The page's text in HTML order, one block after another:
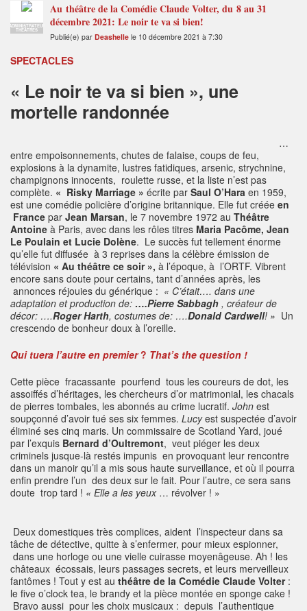
ADMINISTRATEUR
THÉÂTRES
Au théâtre de la Comédie Claude Volter, du 8 au 31
décembre 2021: Le noir te va si bien!
Publié(e) par Deashelle le 10 décembre 2021 à 7:30
SPECTACLES
« Le noir te va si bien », une
mortelle randonnée
…
entre empoisonnements, chutes de falaise, coups de feu,
explosions à la dynamite, lustres fatidiques, arsenic, strychnine,
champignons innocents, roulette russe, et la liste n’est pas
complète. « Risky Marriage » écrite par Saul O’Hara en 1959,
est une comédie policière d’origine britannique. Elle fut créée en
France par Jean Marsan, le 7 novembre 1972 au Théâtre
Antoine à Paris, avec dans les rôles titres Maria Pacôme, Jean
Le Poulain et Lucie Dolène. Le succès fut tellement énorme
qu’elle fut diffusée à 3 reprises dans la célèbre émission de
télévision « Au théâtre ce soir », à l’époque, à l’ORTF. Vibrent
encore sans doute pour certains, tant d’années après, les
annonces réjouies du générique : « C’était…. dans une
adaptation et production de: ….Pierre Sabbagh , créateur de
décor: ….Roger Harth, costumes de: ….Donald Cardwell! » Un
crescendo de bonheur doux à l’oreille.
Qui tuera l’autre en premier ? That’s the question !
Cette pièce fracassante pourfend tous les coureurs de dot, les
assoiffés d’héritages, les chercheurs d’or matrimonial, les chacals
de pierres tombales, les abonnés au crime lucratif. John est
soupçonné d’avoir tué ses six femmes. Lucy est suspectée d’avoir
éliminé ses cinq maris. Un commissaire de Scotland Yard, joué
par l’exquis Bernard d’Oultremont, veut piéger les deux
criminels jusque-là restés impunis en provoquant leur rencontre
dans un manoir qu’il a mis sous haute surveillance, et où il pourra
enfin prendre l’un des deux sur le fait. Pour l’autre, ce sera sans
doute trop tard ! « Elle a les yeux … révolver ! »
Deux domestiques très complices, aident l’inspecteur dans sa
tâche de détective, quitte à s’enfermer, pour mieux espionner,
dans une horloge ou une vielle cuirasse moyenâgeuse. Ah ! les
châteaux écossais, leurs passages secrets, et leurs merveilleux
fantômes ! Tout y est au théâtre de la Comédie Claude Volter:
le five o’clock tea, le brandy et la pièce montée en sponge cake !
Bravo aussi pour les choix musicaux : depuis l’authentique